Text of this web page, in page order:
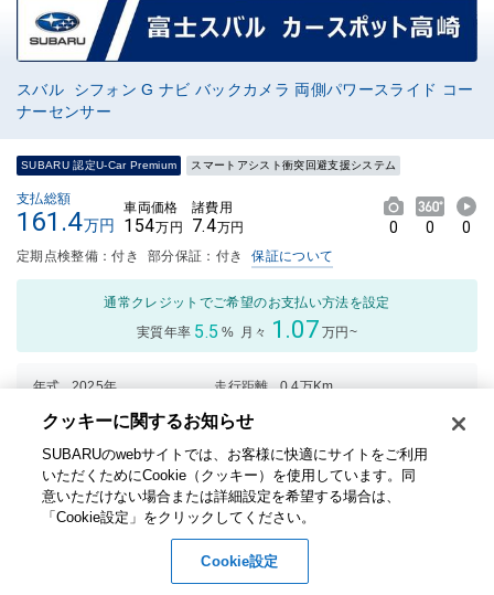
スバル シフォン G ナビ バックカメラ 両側パワースライド コー
ナーセンサー
SUBARU 認定U-Car Premium スマートアシスト衝突回避支援システム
支払総額
161.4万円
車両価格
154万円
諸費用
7.4万円 0 0 0
定期点検整備：付き 部分保証：付き 保証について
通常クレジットでご希望のお支払い方法を設定
実質年率 5.5 % 月々 1.07 万円~
年式 2025年 走行距離
0.4万Km
排気量
660cc 修復歴
2028年03月
総合評価
6 点
内装
3点中
3点の
評価
外装
クッキーに関するお知らせ​
SUBARUのwebサイトでは、お客様に快適にサイトをご利用
いただくためにCookie（クッキー）を使用しています。​ 同
意いただけない場合または詳細設定を希望する場合は、
「Cookie設定」をクリックしてください。​
Cookie設定